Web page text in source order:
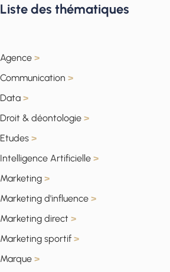
Liste des thématiques
Agence >
Communication >
Data >
Droit & déontologie >
Etudes >
Intelligence Artificielle >
Marketing >
Marketing d'influence >
Marketing direct >
Marketing sportif >
Marque >